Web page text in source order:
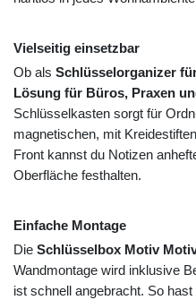
Vielseitig einsetzbar
Ob als Schlüsselorganizer
Lösung für Büros, Praxen
Schlüsselkasten sorgt für
magnetischen, mit
Front kannst du Notizen
Oberfläche festhalten.
Einfache Montage
Die Schlüsselbox Motiv
Wandmontage wird inklusive
ist schnell angebracht. So